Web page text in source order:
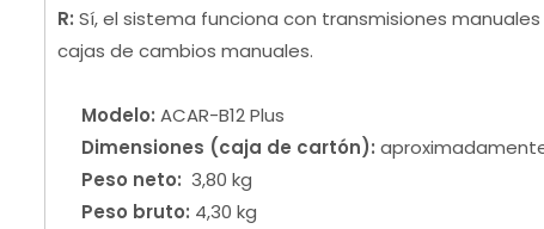
R: Sí, el sistema funciona con transmisiones
cajas de cambios manuales.
Modelo: ACAR-B12 Plus
Dimensiones (caja de cartón): aproximadamente
Peso neto: 3,80 kg
Peso bruto: 4,30 kg